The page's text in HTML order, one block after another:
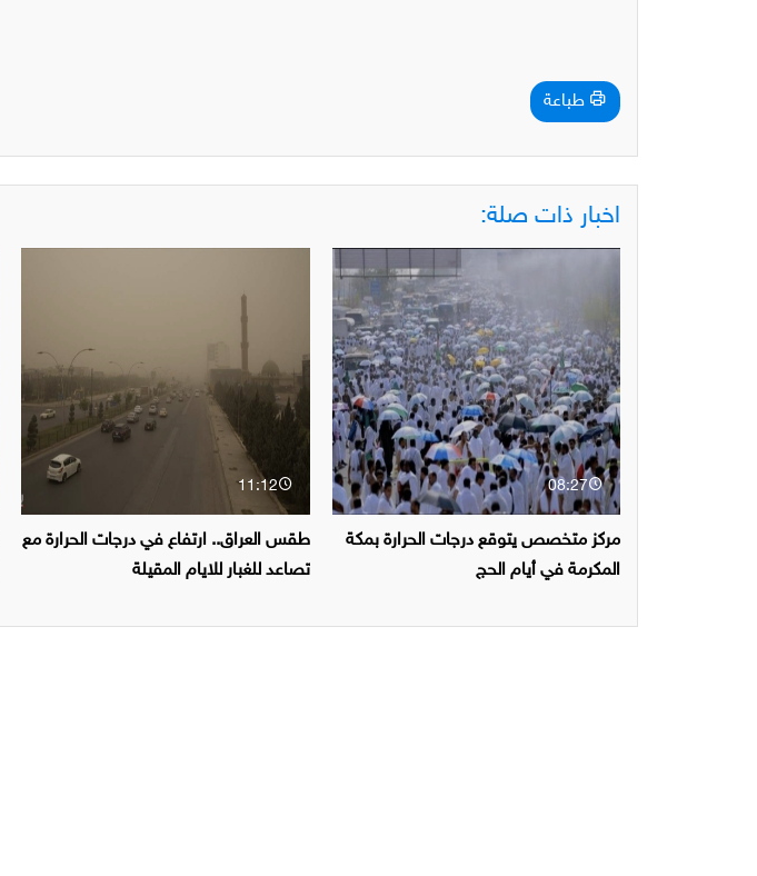
طباعة
اخبار ذات صلة:
08:27
مركز متخصص يتوقع درجات الحرارة بمكة
المكرمة في أيام الحج
11:12
طقس العراق.. ارتفاع في درجات الحرارة مع
تصاعد للغبار للايام المقيلة